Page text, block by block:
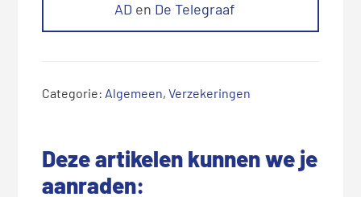
AD en De Telegraaf
Categorie: Algemeen,Verzekeringen
Deze artikelen kunnen we je
aanraden: